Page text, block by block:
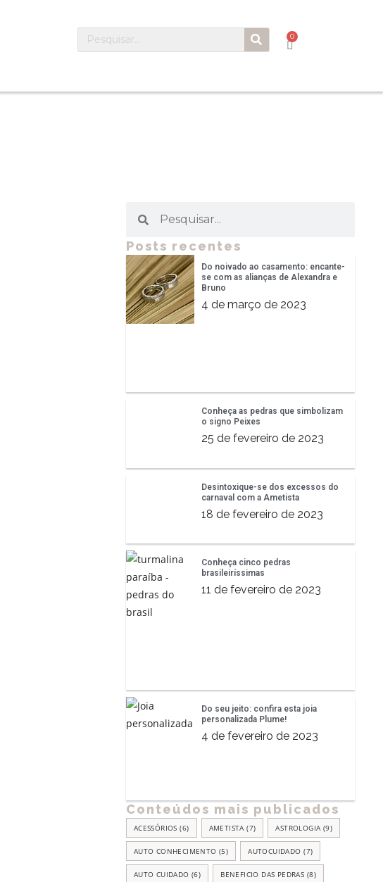
0
Posts recentes
Do noivado ao casamento: encante-
se com as alianças de Alexandra e
Bruno
4 de março de 2023
Conheça as pedras que simbolizam
o signo Peixes
25 de fevereiro de 2023
Desintoxique-se dos excessos do
carnaval com a Ametista
18 de fevereiro de 2023
Conheça cinco pedras
brasileiríssimas
11 de fevereiro de 2023
Do seu jeito: confira esta joia
personalizada Plume!
4 de fevereiro de 2023
Conteúdos mais publicados
ACESSÓRIOS (6) AMETISTA(7) ASTROLOGIA(9)
AUTO CONHECIMENTO (5) AUTOCUIDADO (7)
AUTO CUIDADO (6) BENEFICIO DAS PEDRAS (8)